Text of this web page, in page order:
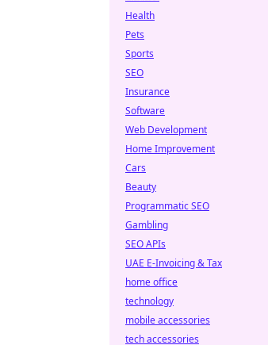
Health
Pets
Sports
SEO
Insurance
Software
Web Development
Home Improvement
Cars
Beauty
Programmatic SEO
Gambling
SEO APIs
UAE E-Invoicing & Tax
home office
technology
mobile accessories
tech accessories